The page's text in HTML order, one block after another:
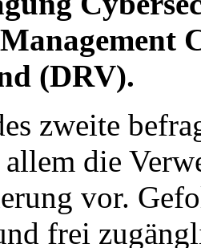
(DRV).
zweite
die
vor.
frei